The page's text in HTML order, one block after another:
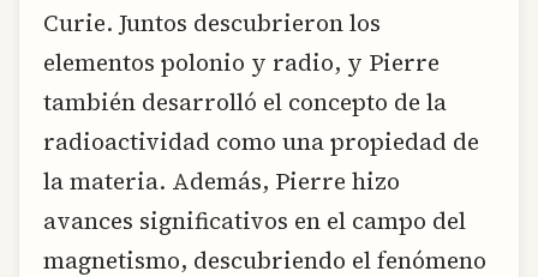
Curie. Juntos descubrieron los
elementos polonio y radio, y Pierre
también desarrolló el concepto de la
radioactividad como una propiedad de
la materia. Además, Pierre hizo
avances significativos en el campo del
magnetismo, descubriendo el fenómeno